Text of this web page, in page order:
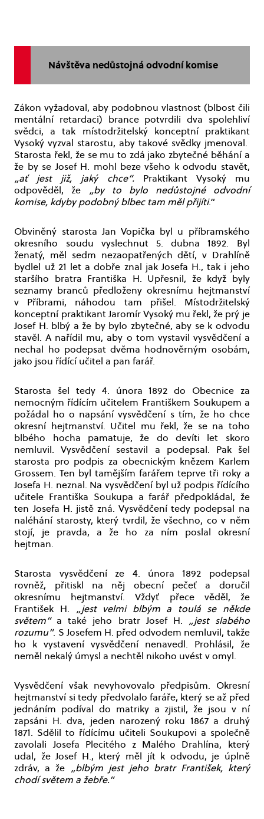
Návštěva nedůstojná odvodní komise
Zákon vyžadoval, aby podobnou vlastnost (blbost čili
mentální retardaci) brance potvrdili dva spolehliví
svědci, a tak místodržitelský konceptní praktikant
Vysoký vyzval starostu, aby takové svědky jmenoval.
Starosta řekl, že se mu to zdá jako zbytečné běhání a
že by se Josef H. mohl beze všeho k odvodu stavět,
„ať jest již, jaký chce“.Praktikant Vysoký mu
odpověděl, že
„by to bylo nedůstojné odvodní
komise, kdyby podobný blbec tam měl přijíti.“
Obviněný starosta Jan Vopička byl u příbramského
okresního soudu vyslechnut 5. dubna 1892. Byl
ženatý, měl sedm nezaopatřených dětí, v Drahlíně
bydlel už 21 let a dobře znal jak Josefa H., tak i jeho
staršího bratra Františka H. Upřesnil, že když byly
seznamy branců předloženy okresnímu hejtmanství
v Příbrami, náhodou tam přišel. Místodržitelský
konceptní praktikant Jaromír Vysoký mu řekl, že prý je
Josef H. blbý a že by bylo zbytečné, aby se k odvodu
stavěl. A nařídil mu, aby o tom vystavil vysvědčení a
nechal ho podepsat dvěma hodnověrným osobám,
jako jsou řídící učitel a pan farář.
Starosta šel tedy 4. února 1892 do Obecnice za
nemocným řídícím učitelem Františkem Soukupem a
požádal ho o napsání vysvědčení s tím, že ho chce
okresní hejtmanství. Učitel mu řekl, že se na toho
blbého hocha pamatuje, že do devíti let skoro
nemluvil. Vysvědčení sestavil a podepsal. Pak šel
starosta pro podpis za obecnickým knězem Karlem
Grossem. Ten byl tamějším farářem teprve tři roky a
Josefa H. neznal. Na vysvědčení byl už podpis řídícího
učitele Františka Soukupa a farář předpokládal, že
ten Josefa H. jistě zná. Vysvědčení tedy podepsal na
naléhání starosty, který tvrdil, že všechno, co v něm
stojí, je pravda, a že ho za ním poslal okresní
hejtman.
Starosta vysvědčení ze 4. února 1892 podepsal
rovněž, přitiskl na něj obecní pečeť a doručil
okresnímu hejtmanství. Vždyť přece věděl, že
František H.
„jest velmi blbým a toulá se někde
světem“a také jeho bratr Josef H. „jest slabého
rozumu“. S Josefem H. před odvodem nemluvil, takže
ho k vystavení vysvědčení nenavedl. Prohlásil, že
neměl nekalý úmysl a nechtěl nikoho uvést v omyl.
Vysvědčení však nevyhovovalo předpisům. Okresní
hejtmanství si tedy předvolalo faráře, který se až před
jednáním podíval do matriky a zjistil, že jsou v ní
zapsáni H. dva, jeden narozený roku 1867 a druhý
1871. Sdělil to řídícímu učiteli Soukupovi a společně
zavolali Josefa Plecitého z Malého Drahlína, který
udal, že Josef H., který měl jít k odvodu, je úplně
zdráv, a že „blbým jest jeho bratr František, který
chodí světem a žebře.“